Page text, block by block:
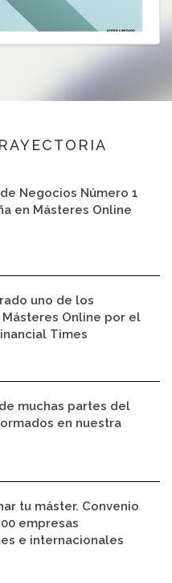
Negocios Número 1
en Másteres Online
uno de los
Online por el
Times
muchas partes del
en nuestra
tu máster. Convenio
empresas
e internacionales